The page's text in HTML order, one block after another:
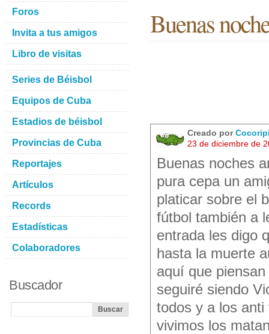
Buenas
Creado por
23 de diciembre de
Buenas noches
pura cepa un
platicar sobre el
fútbol también a
entrada les digo
hasta la muerte
aquí que
seguiré siendo
todos y a los
vivimos los
Foros
Invita a tus amigos
Libro de visitas
Series de Béisbol
Equipos de Cuba
Estadios de béisbol
Provincias de Cuba
Reportajes
Artículos
Records
Estadísticas
Colaboradores
Buscador